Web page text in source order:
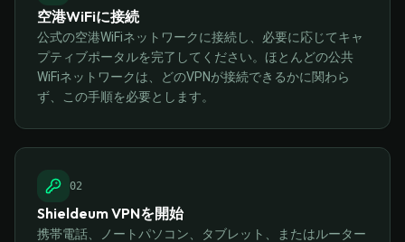
空港WiFiに接続
公式の空港WiFiネットワークに接続し、必要に応じてキャ
プティブポータルを完了してください。ほとんどの公共
WiFiネットワークは、どのVPNが接続できるかに関わら
ず、この手順を必要とします。
02
Shieldeum VPNを開始
携帯電話、ノートパソコン、タブレット、またはルーター